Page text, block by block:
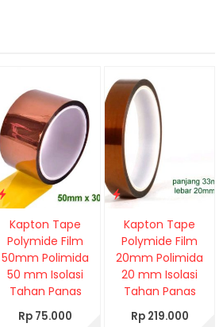
Kapton Tape
Polymide Film
50mm Polimida
50 mm Isolasi
Tahan Panas
Rp 75.000
Kapton Tape
Polymide Film
20mm Polimida
20 mm Isolasi
Tahan Panas
Rp 219.000